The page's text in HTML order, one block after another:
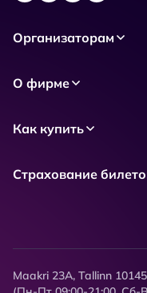
Организаторам
О фирме
Как купить
Страхование
Maakri 23A, Tallinn